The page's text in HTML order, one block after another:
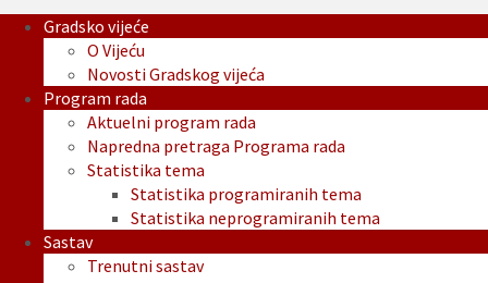
Gradsko vijeće
O Vijeću
Novosti Gradskog vijeća
Program rada
Aktuelni program rada
Napredna pretraga Programa rada
Statistika tema
Statistika programiranih tema
Statistika neprogramiranih tema
Sastav
Trenutni sastav